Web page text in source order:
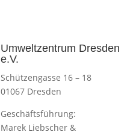
Umweltzentrum Dresden
e.V.
Schützengasse 16 – 18
01067 Dresden
Geschäftsführung:
Marek Liebscher &